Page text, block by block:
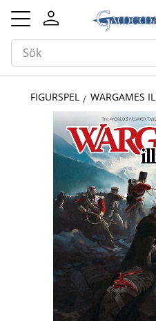
Meny
FIGURSPEL WARGAMES